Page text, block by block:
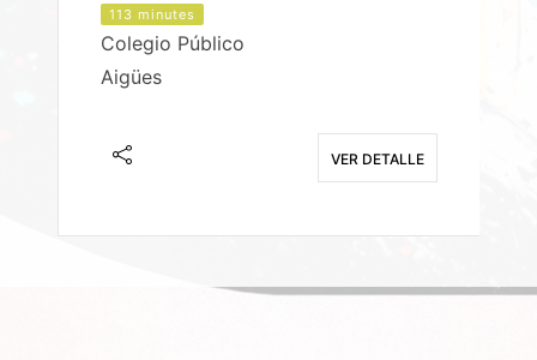
113 minutes
Colegio Público
Aigües
VER DETALLE